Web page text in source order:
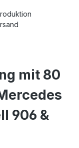
mit 80
906 &